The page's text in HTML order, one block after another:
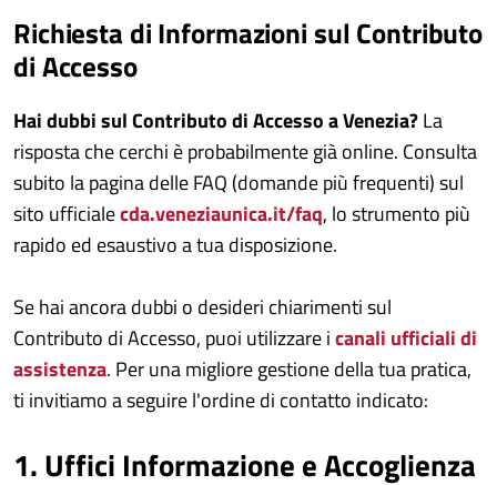
Richiesta di Informazioni sul Contributo
di Accesso
Hai dubbi sul Contributo di Accesso a Venezia?La
risposta che cerchi è probabilmente già online. Consulta
subito la pagina delle FAQ (domande più frequenti) sul
sito ufficialecda.veneziaunica.it/faq, lo strumento più
rapido ed esaustivo a tua disposizione.
Se hai ancora dubbi o desideri chiarimenti sul
Contributo di Accesso, puoi utilizzare icanali ufficiali di
assistenza. Per una migliore gestione della tua pratica,
ti invitiamo a seguire l'ordine di contatto indicato:
1. Uffici Informazione e Accoglienza